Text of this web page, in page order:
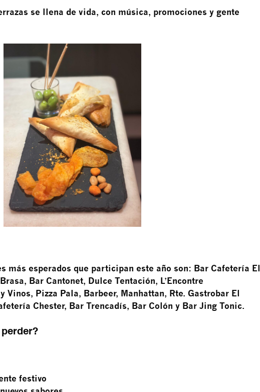
se llena de vida, con música, promociones y gente
más esperados que participan este año son: Bar Cafetería El
Bar Cantonet, Dulce Tentación, L’Encontre
Vinos, Pizza Pala, Barbeer, Manhattan, Rte. Gastrobar El
Chester, Bar Trencadís, Bar Colón y Bar Jing Tonic.
festivo